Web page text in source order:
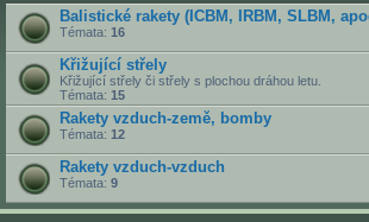
Balistické rakety (ICBM, IRBM, SLBM,
Témata: 16
Křižující střely
Křižující střely či střely s plochou dráhou letu.
Témata: 15
Rakety vzduch-země, bomby
Témata: 12
Rakety vzduch-vzduch
Témata: 9